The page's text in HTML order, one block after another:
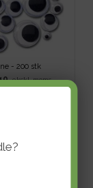
- 200 stk
ekskl. moms
tillægges.